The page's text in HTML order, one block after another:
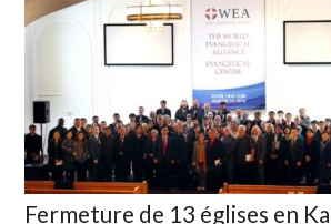
Fermeture de 13 églises en